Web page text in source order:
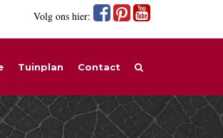
Volg ons hier:
Tuinplan Contact